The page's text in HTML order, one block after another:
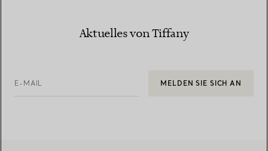
Aktuelles von Tiffany
E-MAIL MELDEN SIE SICH AN